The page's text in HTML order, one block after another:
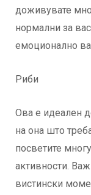
доживувате
нормални за
емоционално
Риби
Ова е идеален
на она што
посветите
активности.
вистински